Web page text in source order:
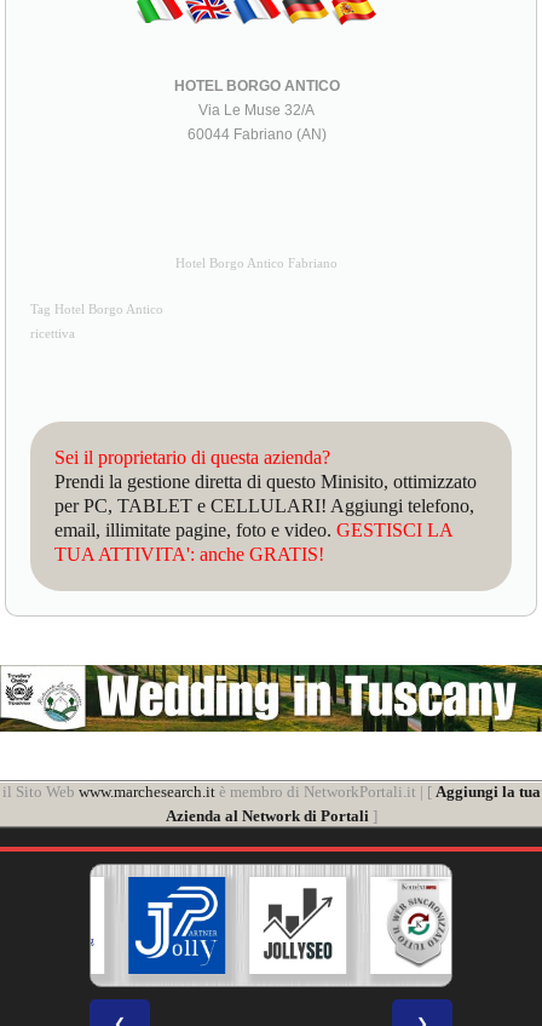
HOTEL BORGO ANTICO
Via Le Muse 32/A
60044 Fabriano (AN)
Hotel Borgo Antico Fabriano
Tag Hotel Borgo Antico
ricettiva
Sei il proprietario di questa azienda?
Prendi la gestione diretta di questo Minisito, ottimizzato
per PC, TABLET e CELLULARI! Aggiungi telefono,
email, illimitate pagine, foto e video.GESTISCI LA
TUA ATTIVITA': anche GRATIS!
il Sito Web www.marchesearch.itè membro di NetworkPortali.it | [ Aggiungi la tua
Azienda al Network di Portali]